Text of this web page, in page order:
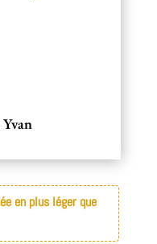
en plus léger que